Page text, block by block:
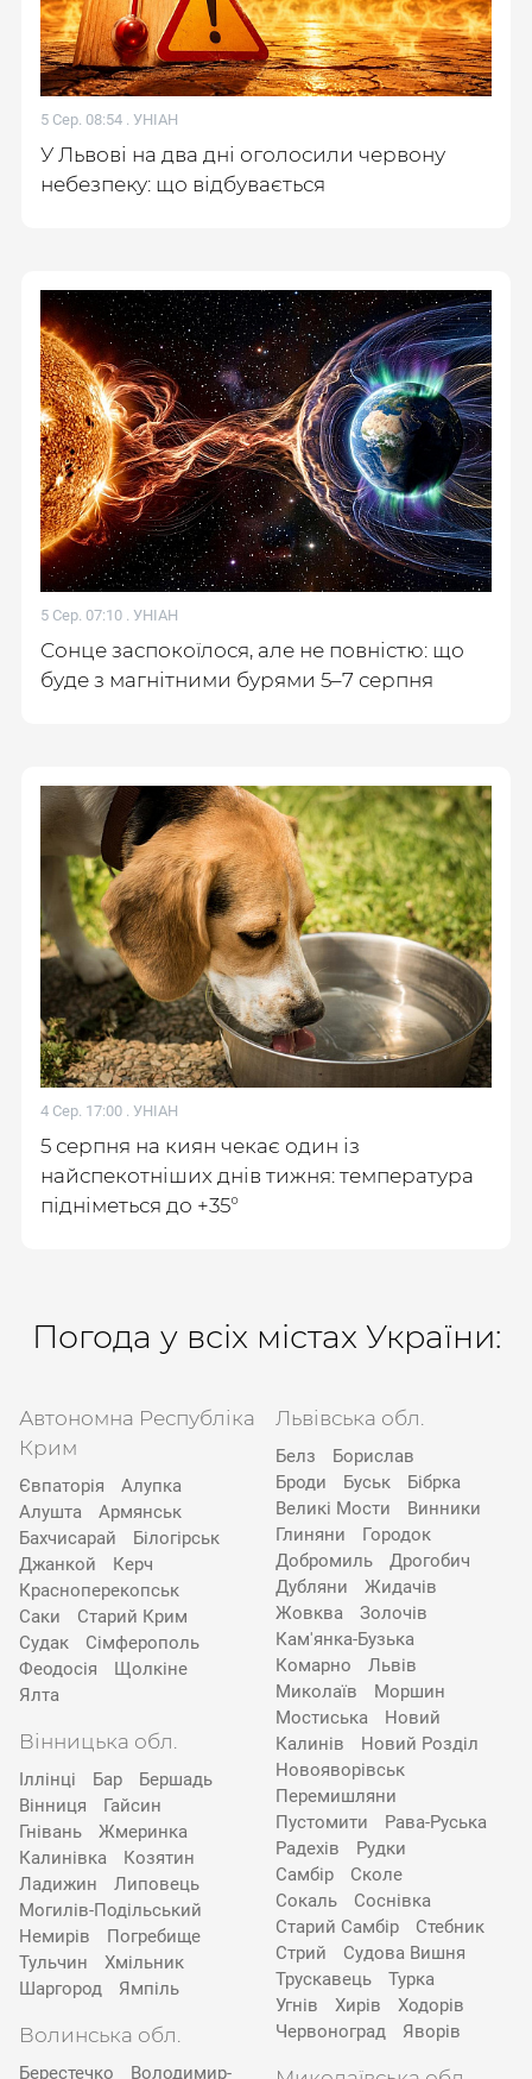
5 Сер. 08:54 . УНІАН
У Львові на два дні оголосили червону
небезпеку: що відбувається
5 Сер. 07:10 . УНІАН
Сонце заспокоїлося, але не повністю: що
буде з магнітними бурями 5–7 серпня
4 Сер. 17:00 . УНІАН
5 серпня на киян чекає один із
найспекотніших днів тижня: температура
підніметься до +35°
Погода у всіх містах України:
Автономна Республіка
Крим
Євпаторія
Алупка
Алушта
Армянськ
Бахчисарай
Білогірськ
Джанкой
Керч
Красноперекопськ
Саки
Старий Крим
Судак
Сімферополь
Феодосія
Щолкіне
Ялта
Вінницька обл.
Іллінці Бар
Бершадь
Вінниця
Гайсин
Гнівань
Жмеринка
Калинівка
Козятин
Ладижин
Липовець
Могилів-Подільський
Немирів
Погребище
Тульчин
Хмільник
Шаргород
Ямпіль
Волинська обл.
Берестечко
Володимир-
Львівська обл.
Белз
Борислав
Броди
Буськ
Бібрка
Великі Мости
Винники
Глиняни
Городок
Добромиль
Дрогобич
Дубляни
Жидачів
Жовква
Золочів
Кам'янка-Бузька
Комарно
Львів
Миколаїв
Моршин
Мостиська
Новий
Калинів
Новий Розділ
Новояворівськ
Перемишляни
Пустомити
Рава-Руська
Радехів
Рудки
Самбір
Сколе
Сокаль
Соснівка
Старий Самбір
Стебник
Стрий
Судова Вишня
Трускавець
Турка
Угнів
Хирів
Ходорів
Червоноград
Яворів